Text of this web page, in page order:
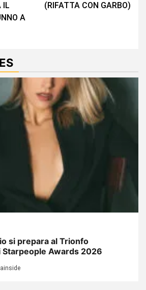
IL
A
(RIFATTA CON GARBO)
si prepara al Trionfo
Starpeople Awards 2026